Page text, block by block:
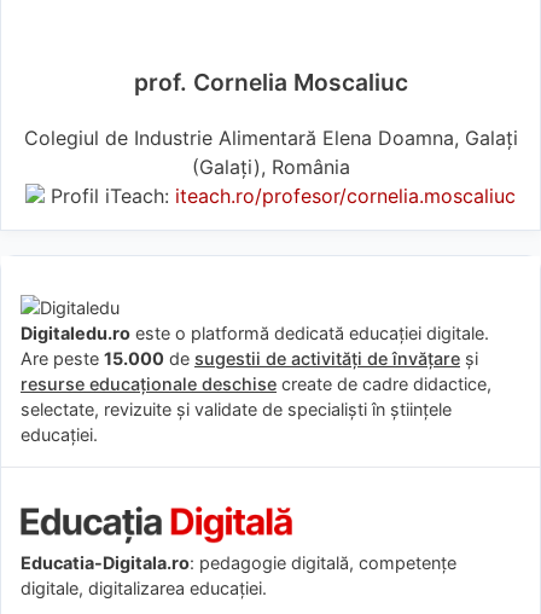
prof. Cornelia Moscaliuc
Colegiul de Industrie Alimentară Elena Doamna, Galați
(Galaţi), România
Profil iTeach: iteach.ro/profesor/cornelia.moscaliuc
Digitaledu.ro este o platformă dedicată educației digitale.
Are peste 15.000 de sugestii de activități de învățare și
resurse educaționale deschise create de cadre didactice,
selectate, revizuite și validate de specialiști în științele
educației.
Educatia-Digitala.ro: pedagogie digitală, competențe
digitale, digitalizarea educației.